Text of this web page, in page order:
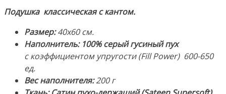
60%
40%
COTTON.
Производство:
«German
Подушка классическая с кантом.
Размер:40х60 см.
Наполнитель: 100% серый гусиный пух
с коэффициентом упругости (Fill Power) 600-650
ед.
Вес наполнителя:200 г